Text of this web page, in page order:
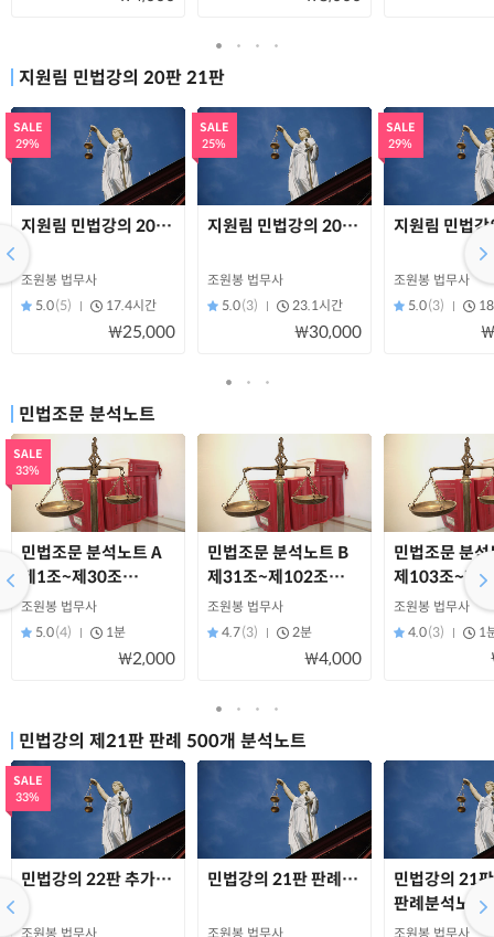
지원림 민법강의 20판 21판
SALE
29%
지원림 민법강의 20판 초보용 A(민총)
조원봉 법무사
5.0(5) 17.4시간
₩25,000
SALE
25%
지원림 민법강의 20판 초보용 B(물권법)
조원봉 법무사
5.0(3) 23.1시간
₩30,000
SALE
29%
지원림 민법
조원봉 법무사
5.0(3)
민법조문 분석노트
SALE
33%
민법조문 분석노트 A
제1조~제30조
(읽기용)
조원봉 법무사
5.0(4) 1분
₩2,000
민법조문 분석노트 B
제31조~제102조
(읽기용)
조원봉 법무사
4.7(3) 2분
₩4,000
민법조문 분석
제103조~제
(읽기용)
조원봉 법무사
4.0(3) 1
민법강의 제21판 판례 500개 분석노트
SALE
33%
민법강의 22판 추가판례(97개, 읽기용)
조원봉 법무사
민법강의 21판 판례분석노트(민법총칙
조원봉 법무사
민법강의 21판
판례분석노트
(민법총칙B)(
조원봉 법무사